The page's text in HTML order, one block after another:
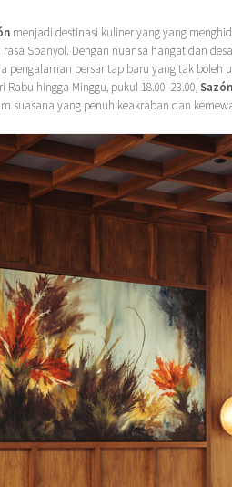
menjadi destinasi kuliner yang yang
Spanyol. Dengan nuansa hangat dan
pengalaman bersantap baru yang tak boleh
hingga Minggu, pukul 18.00–23.00,Sazón
suasana yang penuh keakraban dan